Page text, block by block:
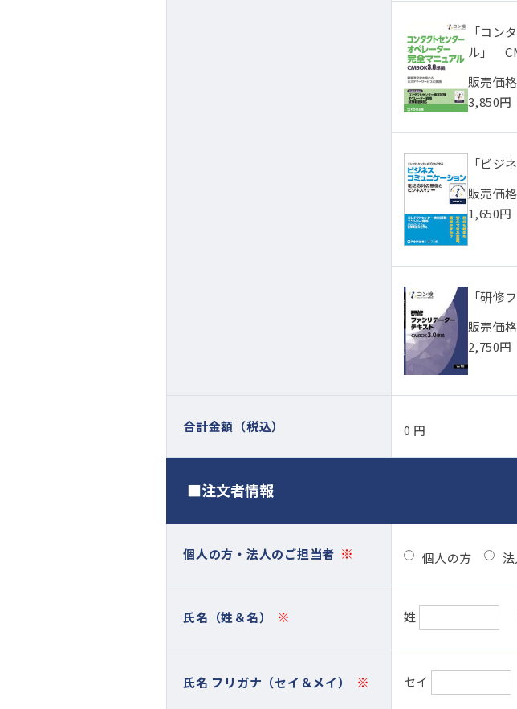
「コ
ル」
販売価
3,850円
「ビジ
販売価
1,650円
「研修
販売価
2,750円
合計金額（税込） 0 円
■注文者情報
個人の方・法人のご担当者 ※ 個人の方
氏名（姓＆名） ※ 姓
氏名 フリガナ（セイ＆メイ） ※ セイ